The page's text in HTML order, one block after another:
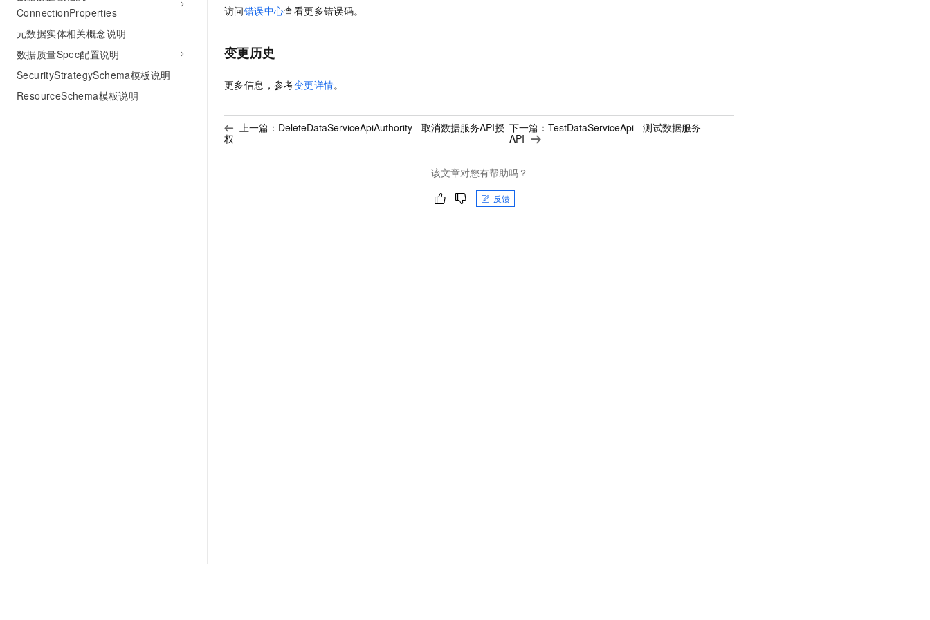
ConnectionProperties
元数据实体相关概念说明
数据质量Spec配置说明
SecurityStrategySchema模板说明
ResourceSchema模板说明
访问错误中心查看更多错误码。
变更历史
更多信息，参考变更详情。
上一篇： DeleteDataServiceApiAuthority - 取消数据服务API授
权
下一篇： TestDataServiceApi - 测试数据服务
API
该文章对您有帮助吗？
反馈